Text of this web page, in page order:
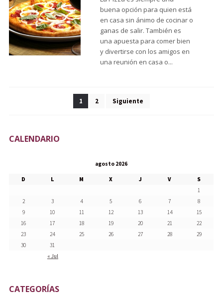
buena opción para quien está
en casa sin ánimo de cocinar o
ganas de salir. También es
una apuesta para comer bien
y divertirse con los amigos en
una reunión en casa o...
Navegación de entradas
1 2 Siguiente
CALENDARIO
agosto 2026
D L M X J V S
« Jul
1
2
3 4 5 6 7
8
9
10 11 12 13 14
15
16
17 18 19 20 21
22
23
24 25 26 27 28
29
30
31
CATEGORÍAS